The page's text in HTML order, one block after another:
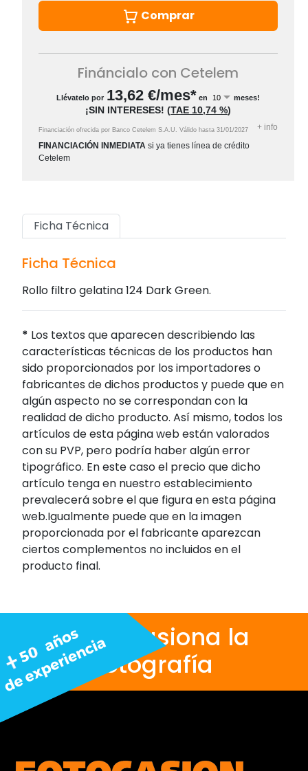
Comprar
Fináncialo con Cetelem
Llévatelo por 13,62 €/mes* en meses!
¡SIN INTERESES! (TAE 10,74 %)
Financiación ofrecida por Banco Cetelem S.A.U. Válido hasta 31/01/2027 + info
FINANCIACIÓN INMEDIATA si ya tienes línea de crédito
Cetelem
Ficha Técnica
Ficha Técnica
Rollo filtro gelatina 124 Dark Green.
* Los textos que aparecen describiendo las
características técnicas de los productos han
sido proporcionados por los importadores o
fabricantes de dichos productos y puede que en
algún aspecto no se correspondan con la
realidad de dicho producto. Así mismo, todos los
artículos de esta página web están valorados
con su PVP, pero podría haber algún error
tipográfico. En este caso el precio que dicho
artículo tenga en nuestro establecimiento
prevalecerá sobre el que figura en esta página
web.Igualmente puede que en la imagen
proporcionada por el fabricante aparezcan
ciertos complementos no incluidos en el
producto final.
Nos apasiona la
fotografía